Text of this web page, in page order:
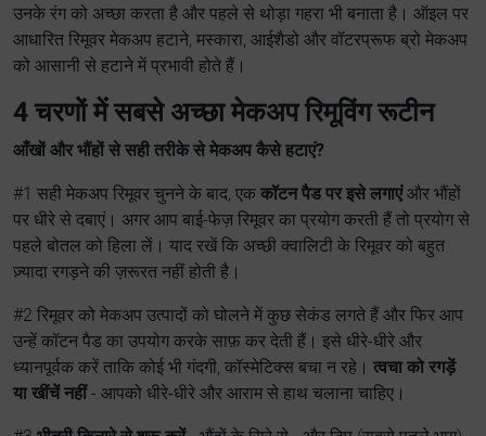
उनके रंग को अच्छा करता है और पहले से थोड़ा गहरा भी बनाता है। ऑइल पर
आधारित रिमूवर मेकअप हटाने, मस्कारा, आईशैडो और वॉटरप्रूफ ब्रो मेकअप
को आसानी से हटाने में प्रभावी होते हैं।
4 चरणों में सबसे अच्छा मेकअप रिमूविंग रूटीन
आँखों और भौंहों से सही तरीके से मेकअप कैसे हटाएं?
#1 सही मेकअप रिमूवर चुनने के बाद, एक कॉटन पैड पर इसे लगाएंऔर भौंहों
पर धीरे से दबाएं। अगर आप बाई-फेज़ रिमूवर का प्रयोग करती हैं तो प्रयोग से
पहले बोतल को हिला लें। याद रखें कि अच्छी क्वालिटी के रिमूवर को बहुत
ज़्यादा रगड़ने की ज़रूरत नहीं होती है।
#2 रिमूवर को मेकअप उत्पादों को घोलने में कुछ सेकंड लगते हैं और फिर आप
उन्हें कॉटन पैड का उपयोग करके साफ़ कर देती हैं। इसे धीरे-धीरे और
ध्यानपूर्वक करें ताकि कोई भी गंदगी, कॉस्मेटिक्स बचा न रहे। त्वचा को रगड़ें
या खींचें नहीं- आपको धीरे-धीरे और आराम से हाथ चलाना चाहिए।